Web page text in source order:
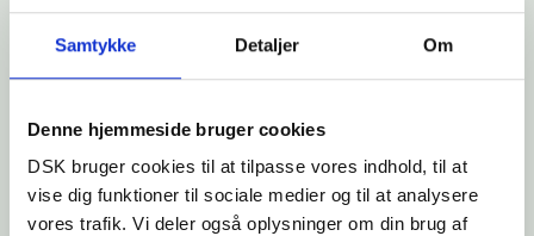
Samtykke Detaljer Om
Denne hjemmeside bruger cookies
DSK bruger cookies til at tilpasse vores indhold, til at
vise dig funktioner til sociale medier og til at analysere
vores trafik. Vi deler også oplysninger om din brug af
RELATEREDE NYHEDER